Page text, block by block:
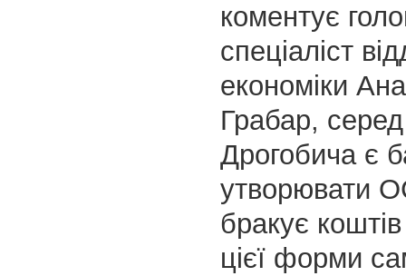
коментує
спеціаліст
економіки
Грабар,
Дрогобича є
утворювати
бракує
цієї форми